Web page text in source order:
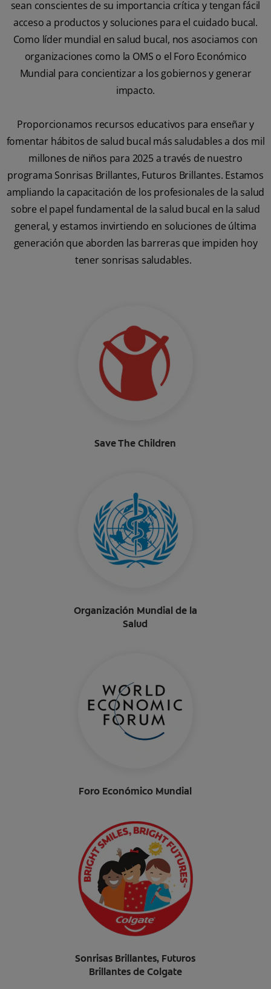
sean conscientes de su importancia crítica y tengan fácil
acceso a productos y soluciones para el cuidado bucal.
Como líder mundial en salud bucal, nos asociamos con
organizaciones como la OMS o el Foro Económico
Mundial para concientizar a los gobiernos y generar
impacto.
Proporcionamos recursos educativos para enseñar y
fomentar hábitos de salud bucal más saludables a dos mil
millones de niños para 2025 a través de nuestro
programa Sonrisas Brillantes, Futuros Brillantes. Estamos
ampliando la capacitación de los profesionales de la salud
sobre el papel fundamental de la salud bucal en la salud
general, y estamos invirtiendo en soluciones de última
generación que aborden las barreras que impiden hoy
tener sonrisas saludables.
Save The Children
Organización Mundial de la
Salud
Foro Económico Mundial
Sonrisas Brillantes, Futuros
Brillantes de Colgate